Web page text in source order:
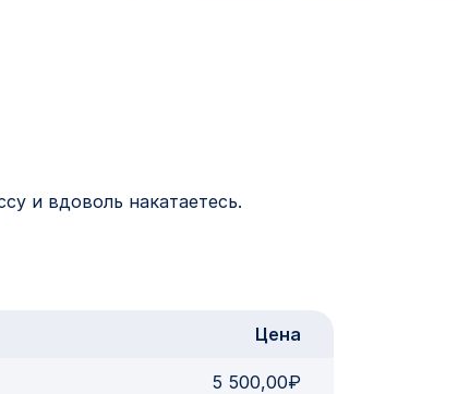
и вдоволь накатаетесь.
Цена
5 500,00₽